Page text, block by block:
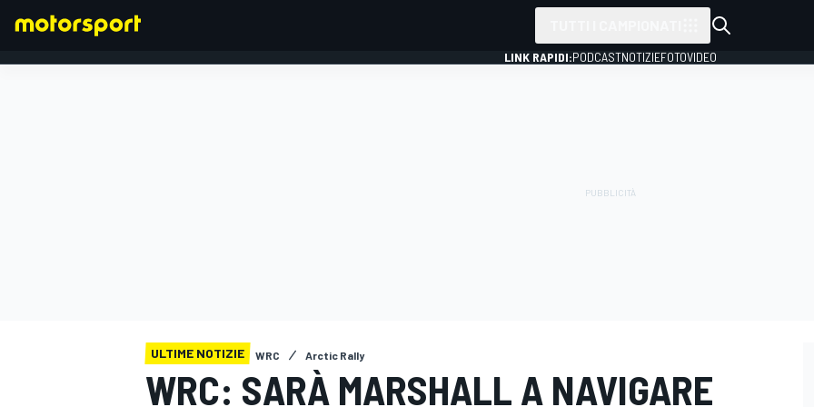
LINK RAPIDI:PODCASTNOTIZIEFOTOVIDEO
ULTIME NOTIZIE WRC Arctic Rally
WRC: SARÀ MARSHALL A NAVIGARE